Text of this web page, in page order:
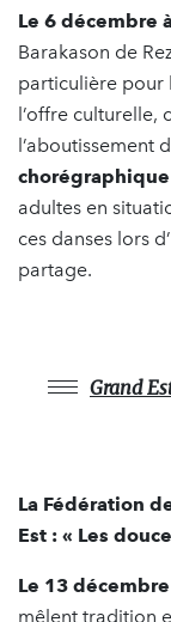
Le 6 décembre
Barakason de
particulière pour
l’offre culturelle,
l’aboutissement
chorégraphique
adultes en
ces danses lors
partage.
Grand
La Fédération
Est : « Les
Le 13
mêlent tradition